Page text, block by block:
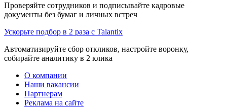
Проверяйте сотрудников и подписывайте кадровые
документы без бумаг и личных встреч
Ускорьте подбор в 2 раза с Talantix
Автоматизируйте сбор откликов, настройте воронку,
собирайте аналитику в 2 клика
О компании
Наши вакансии
Партнерам
Реклама на сайте